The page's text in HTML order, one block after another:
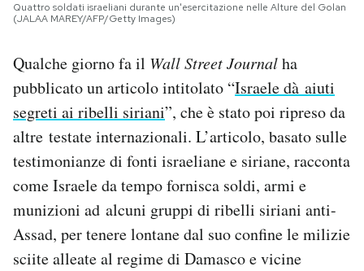
SHOP
CALENDARIO
AREA PERSONALE
Area Personale
Notifiche mobile
Regala il Post
Hai bisogno di aiuto?
Esci
Quattro soldati israeliani durante un'esercitazione nelle Alture del Golan
(JALAA MAREY/AFP/Getty Images)
Qualche giorno fa il Wall Street Journalha
pubblicato un articolo intitolato “Israele dà aiuti
segreti ai ribelli siriani”, che è stato poi ripreso da
altre testate internazionali. L’articolo, basato sulle
testimonianze di fonti israeliane e siriane, racconta
come Israele da tempo fornisca soldi, armi e
munizioni ad alcuni gruppi di ribelli siriani anti-
Assad, per tenere lontane dal suo confine le milizie
sciite alleate al regime di Damasco e vicine